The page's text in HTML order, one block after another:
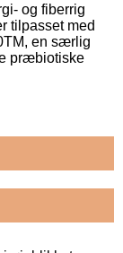
og fiberrig
tilpasset med
en særlig
præbiotiske